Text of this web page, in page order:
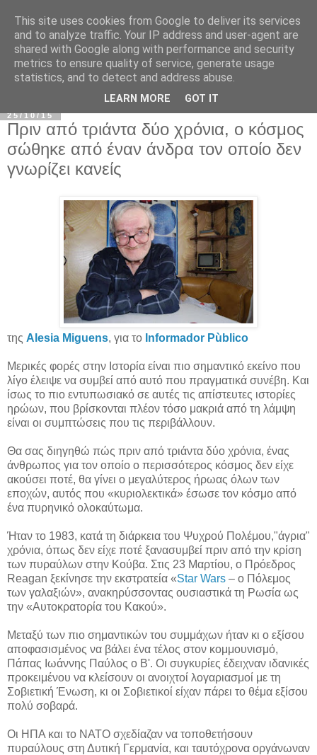
25/10/15
Πριν από τριάντα δύο χρόνια, ο κόσμος
σώθηκε από έναν άνδρα τον οποίο δεν
γνωρίζει κανείς
της Alesia Miguens, για το Informador Pùblico
Μερικές φορές στην Ιστορία είναι πιο σημαντικό εκείνο που
λίγο έλειψε να συμβεί από αυτό που πραγματικά συνέβη. Και
ίσως το πιο εντυπωσιακό σε αυτές τις απίστευτες ιστορίες
ηρώων, που βρίσκονται πλέον τόσο μακριά από τη λάμψη
είναι οι συμπτώσεις που τις περιβάλλουν.
Θα σας διηγηθώ πώς πριν από τριάντα δύο χρόνια, ένας
άνθρωπος για τον οποίο ο περισσότερος κόσμος δεν είχε
ακούσει ποτέ, θα γίνει ο μεγαλύτερος ήρωας όλων των
εποχών, αυτός που «κυριολεκτικά» έσωσε τον κόσμο από
ένα πυρηνικό ολοκαύτωμα.
Ήταν το 1983, κατά τη διάρκεια του Ψυχρού Πολέμου,"άγρια"
χρόνια, όπως δεν είχε ποτέ ξανασυμβεί πριν από την κρίση
των πυραύλων στην Κούβα. Στις 23 Μαρτίου, ο Πρόεδρος
Reagan ξεκίνησε την εκστρατεία «Star Wars – ο Πόλεμος
των γαλαξιών», ανακηρύσσοντας ουσιαστικά τη Ρωσία ως
την «Αυτοκρατορία του Κακού».
Μεταξύ των πιο σημαντικών του συμμάχων ήταν κι ο εξίσου
αποφασισμένος να βάλει ένα τέλος στον κομμουνισμό,
Πάπας Ιωάννης Παύλος ο Β'. Οι συγκυρίες έδειχναν ιδανικές
προκειμένου να κλείσουν οι ανοιχτοί λογαριασμοί με τη
Σοβιετική Ένωση, κι οι Σοβιετικοί είχαν πάρει το θέμα εξίσου
πολύ σοβαρά.
Οι ΗΠΑ και το ΝΑΤΟ σχεδίαζαν να τοποθετήσουν
πυραύλους στη Δυτική Γερμανία, και ταυτόχρονα οργάνωναν
This site uses cookies from Google to deliver its services
and to analyze traffic. Your IP address and user-agent are
shared with Google along with performance and security
metrics to ensure quality of service, generate usage
statistics, and to detect and address abuse.
LEARN MORE GOT IT